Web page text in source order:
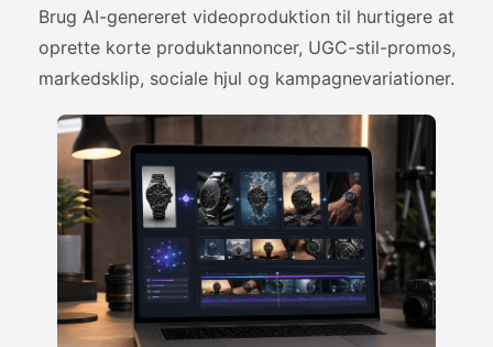
Brug AI-genereret videoproduktion til hurtigere at
oprette korte produktannoncer, UGC-stil-promos,
markedsklip, sociale hjul og kampagnevariationer.